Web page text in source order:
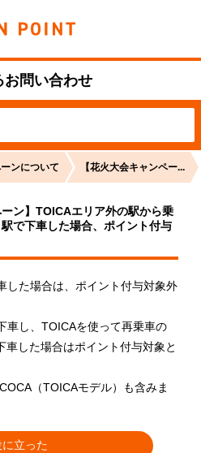
お問い合わせ
ンについて 【花火大会キャンペー...
ーン】TOICAエリア外の駅から乗
で下車した場合、ポイント付与
した場合は、ポイント付与対象外
車し、TOICAを使って再乗車の
車した場合はポイント付与対象と
（TOICAモデル）も含みま
に立った